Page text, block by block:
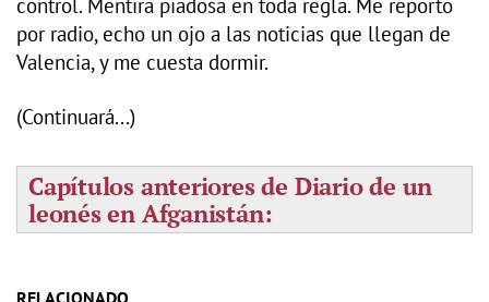
control. Mentira piadosa en toda regla. Me reporto
por radio, echo un ojo a las noticias que llegan de
Valencia, y me cuesta dormir.
(Continuará...)
Capítulos anteriores de Diario de un
leonés en Afganistán: